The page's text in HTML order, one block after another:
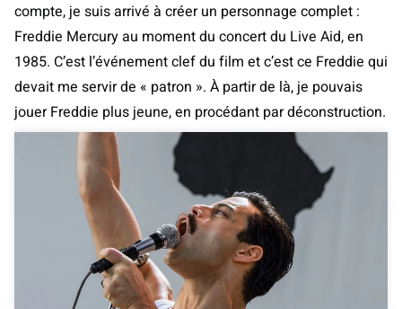
compte, je suis arrivé à créer un personnage complet :
Freddie Mercury au moment du concert du Live Aid, en
1985. C’est l’événement clef du film et c’est ce Freddie qui
devait me servir de « patron ». À partir de là, je pouvais
jouer Freddie plus jeune, en procédant par déconstruction.